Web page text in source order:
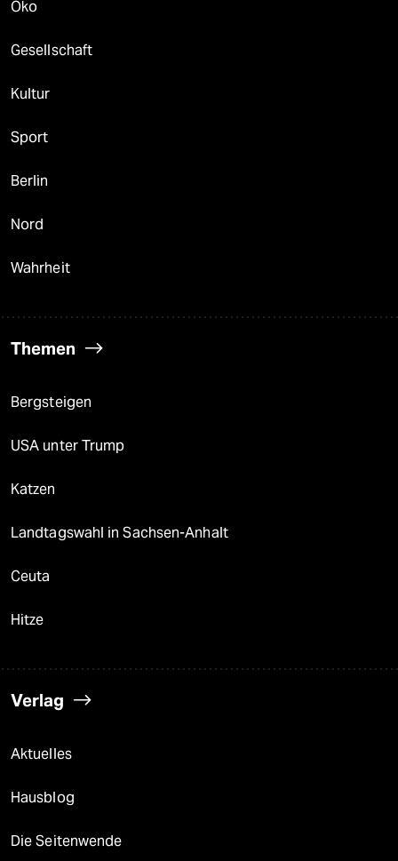
Öko
Gesellschaft
Kultur
Sport
Berlin
Nord
Wahrheit
Themen
Bergsteigen
USA unter Trump
Katzen
Landtagswahl in Sachsen-Anhalt
Ceuta
Hitze
Verlag
Aktuelles
Hausblog
Die Seitenwende